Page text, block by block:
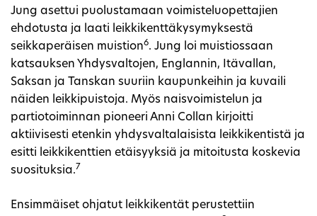
Jung asettui puolustamaan voimisteluopettajien
ehdotusta ja laati leikkikenttäkysymyksestä
seikkaperäisen muistion6. Jung loi muistiossaan
katsauksen Yhdysvaltojen, Englannin, Itävallan,
Saksan ja Tanskan suuriin kaupunkeihin ja kuvaili
näiden leikkipuistoja. Myös naisvoimistelun ja
partiotoiminnan pioneeri Anni Collan kirjoitti
aktiivisesti etenkin yhdysvaltalaisista leikkikentistä ja
esitti leikkikenttien etäisyyksiä ja mitoitusta koskevia
suosituksia.7
Ensimmäiset ohjatut leikkikentät perustettiin